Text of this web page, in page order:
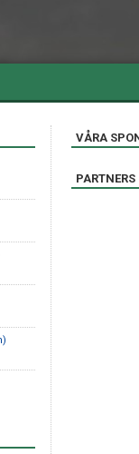
VÅRA
PARTNERS